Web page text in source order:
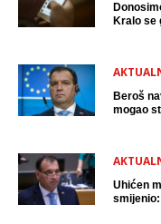
Kralo se
Beroš
mogao
Uhićen